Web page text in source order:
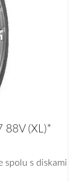
88V (XL)*
spolu s diskami